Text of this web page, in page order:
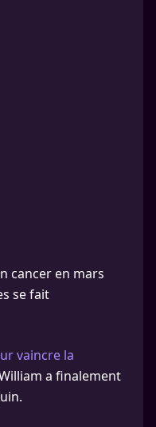
cancer en mars
se fait
vaincre la
a finalement